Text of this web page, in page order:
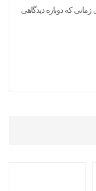
که دوباره دیدگاهی